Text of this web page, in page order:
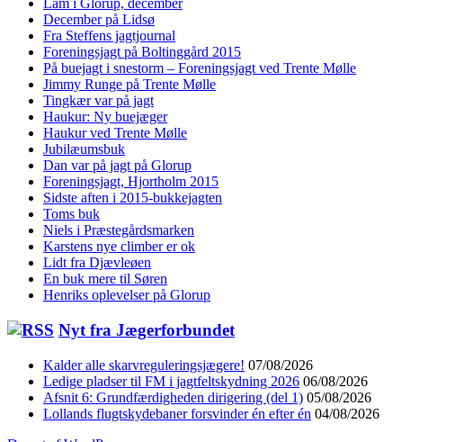
Lam i Glorup, december
December på Lidsø
Fra Steffens jagtjournal
Foreningsjagt på Boltinggård 2015
På buejagt i snestorm – Foreningsjagt ved Trente Mølle
Jimmy Runge på Trente Mølle
Tingkær var på jagt
Haukur: Ny buejæger
Haukur ved Trente Mølle
Jubilæumsbuk
Dan var på jagt på Glorup
Foreningsjagt, Hjortholm 2015
Sidste aften i 2015-bukkejagten
Toms buk
Niels i Præstegårdsmarken
Karstens nye climber er ok
Lidt fra Djævleøen
En buk mere til Søren
Henriks oplevelser på Glorup
Nyt fra Jægerforbundet
Kalder alle skarvreguleringsjægere! 07/08/2026
Ledige pladser til FM i jagtfeltskydning 2026 06/08/2026
Afsnit 6: Grundfærdigheden dirigering (del 1) 05/08/2026
Lollands flugtskydebaner forsvinder én efter én 04/08/2026